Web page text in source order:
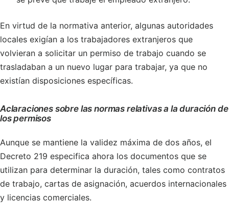
En virtud de la normativa anterior, algunas autoridades
locales exigían a los trabajadores extranjeros que
volvieran a solicitar un permiso de trabajo cuando se
trasladaban a un nuevo lugar para trabajar, ya que no
existían disposiciones específicas.
Aclaraciones sobre las normas relativas a la duración de
los permisos
Aunque se mantiene la validez máxima de dos años, el
Decreto 219 especifica ahora los documentos que se
utilizan para determinar la duración, tales como contratos
de trabajo, cartas de asignación, acuerdos internacionales
y licencias comerciales.